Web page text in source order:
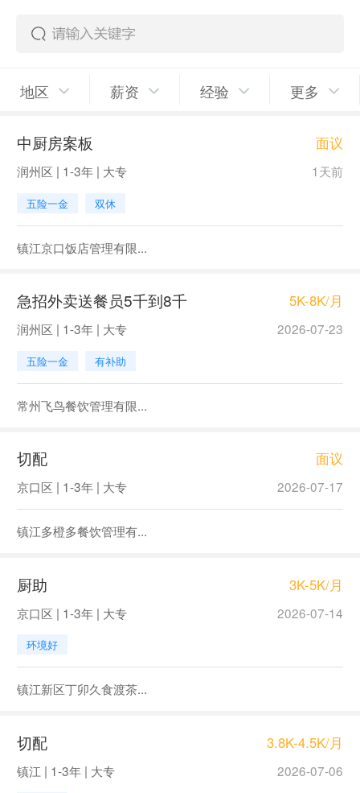
地区 薪资 经验 更多
中厨房案板 面议
润州区 | 1-3年 | 大专 1天前
五险一金 双休
镇江京口饭店管理有限...
急招外卖送餐员5千到8千 5K-8K/月
润州区 | 1-3年 | 大专 2026-07-23
五险一金 有补助
常州飞鸟餐饮管理有限...
切配 面议
京口区 | 1-3年 | 大专 2026-07-17
镇江多橙多餐饮管理有...
厨助 3K-5K/月
京口区 | 1-3年 | 大专 2026-07-14
环境好
镇江新区丁卯久食渡茶...
切配 3.8K-4.5K/月
镇江 | 1-3年 | 大专 2026-07-06